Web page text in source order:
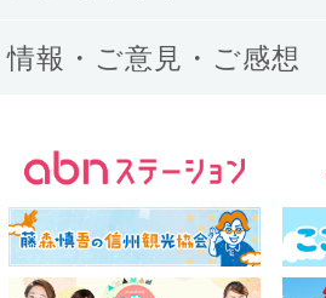
情報・ご意見・ご感想